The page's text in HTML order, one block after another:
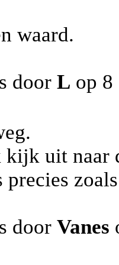
waard.
door L op
kijk uit naar
precies
door Vanes